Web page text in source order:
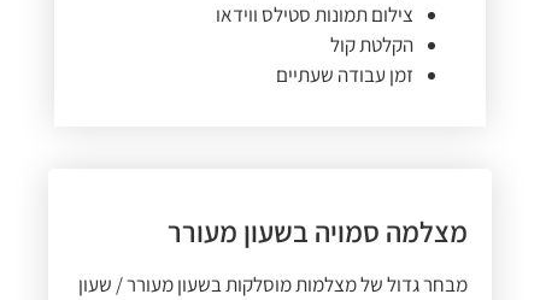
צילום תמונות סטילס ווידאו
הקלטת קול
זמן עבודה שעתיים
מצלמה סמויה בשעון מעורר
מבחר גדול של מצלמות מוסלקות בשעון מעורר / שעון